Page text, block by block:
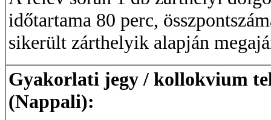
időtartama 80 perc,
sikerült zárthelyik alapján
Gyakorlati jegy / kollokvium
(Nappali):